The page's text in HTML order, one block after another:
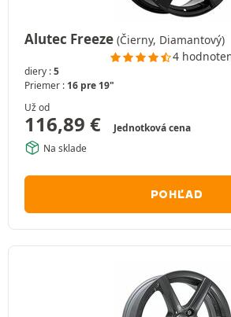
Alutec Freeze (Čierny, Diamantový)
4
diery :5
Priemer : 16 pre 19"
Už od
116,89 €
Jednotková cena
Na sklade
POHĽAD